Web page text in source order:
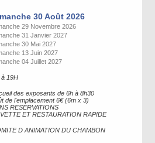
30 Août 2026
29 Novembre 2026
31 Janvier 2027
30 Mai 2027
13 Juin 2027
04 Juillet 2027
à 19H
des exposants de 6h à 8h30
de l'emplacement 6€ (6m x 3)
RESERVATIONS
ET RESTAURATION RAPIDE
D ANIMATION DU CHAMBON